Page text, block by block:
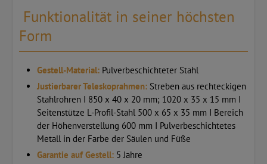
Funktionalität in seiner höchsten
Form
Gestell-Material: Pulverbeschichteter Stahl
Justierbarer Teleskoprahmen: Streben aus rechteckigen
Stahlrohren I 850 x 40 x 20 mm; 1020 x 35 x 15 mm I
Seitenstütze L-Profil-Stahl 500 x 65 x 35 mm I Bereich
der Höhenverstellung 600 mm I Pulverbeschichtetes
Metall in der Farbe der Säulen und Füße
Garantie auf Gestell: 5 Jahre